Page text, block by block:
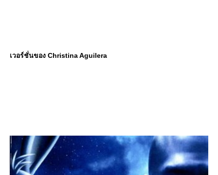
เวอร์ชั่นของ Christina Aguilera